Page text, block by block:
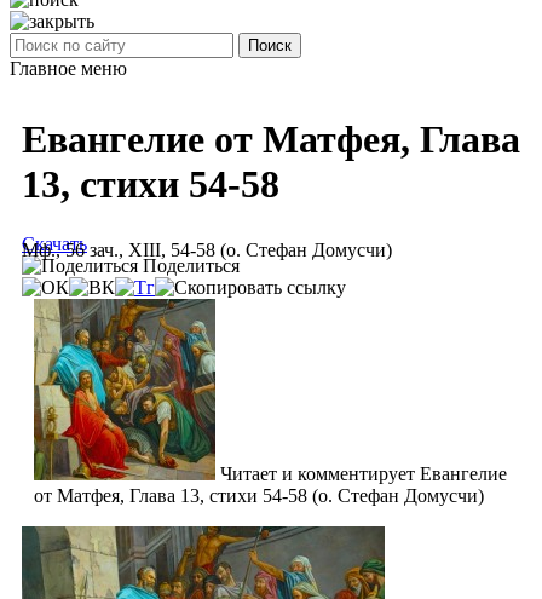
Поиск
Главное меню
Евангелие от Матфея, Глава
13, стихи 54-58
Мф., 56 зач., XIII, 54-58 (о. Стефан Домусчи)
Скачать
Поделиться
Читает и комментирует Евангелие
от Матфея, Глава 13, стихи 54-58 (о. Стефан Домусчи)